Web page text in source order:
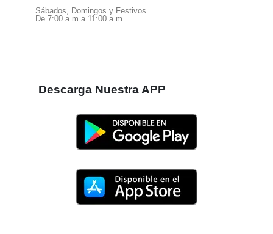
Sábados, Domingos y Festivos
De 7:00 a.m a 11:00 a.m
Descarga Nuestra APP